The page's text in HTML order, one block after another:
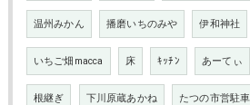
温州みかん 播磨いちのみや 伊和神社
いちご畑macca 床 ｷｯﾁﾝ あーてぃ
根継ぎ 下川原蔵あかね たつの市営駐